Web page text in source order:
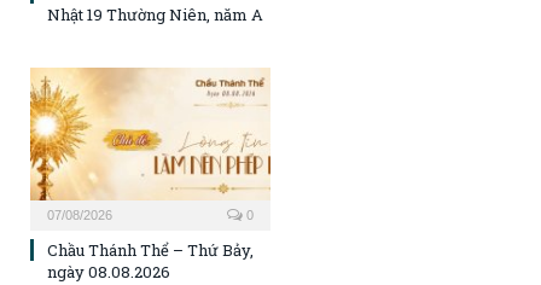
Nhật 19 Thường Niên, năm A
07/08/2026 0
Chầu Thánh Thể – Thứ Bảy,
ngày 08.08.2026